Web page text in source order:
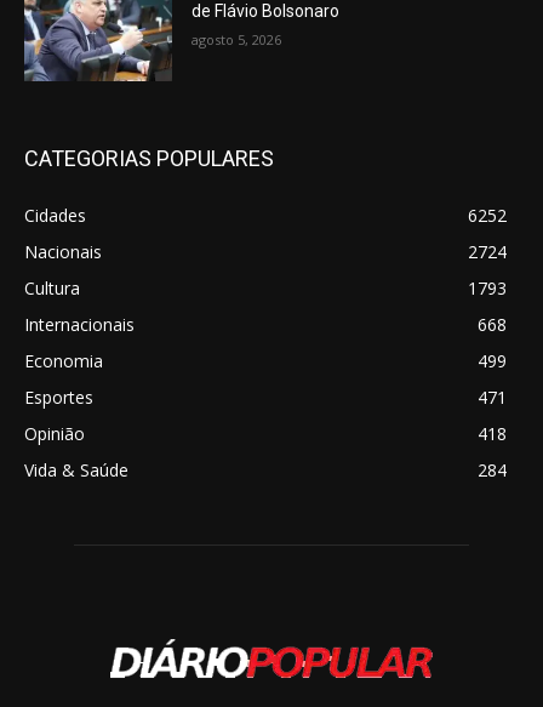
de Flávio Bolsonaro
agosto 5, 2026
CATEGORIAS POPULARES
Cidades
6252
Nacionais
2724
Cultura
1793
Internacionais
668
Economia
499
Esportes
471
Opinião
418
Vida & Saúde
284